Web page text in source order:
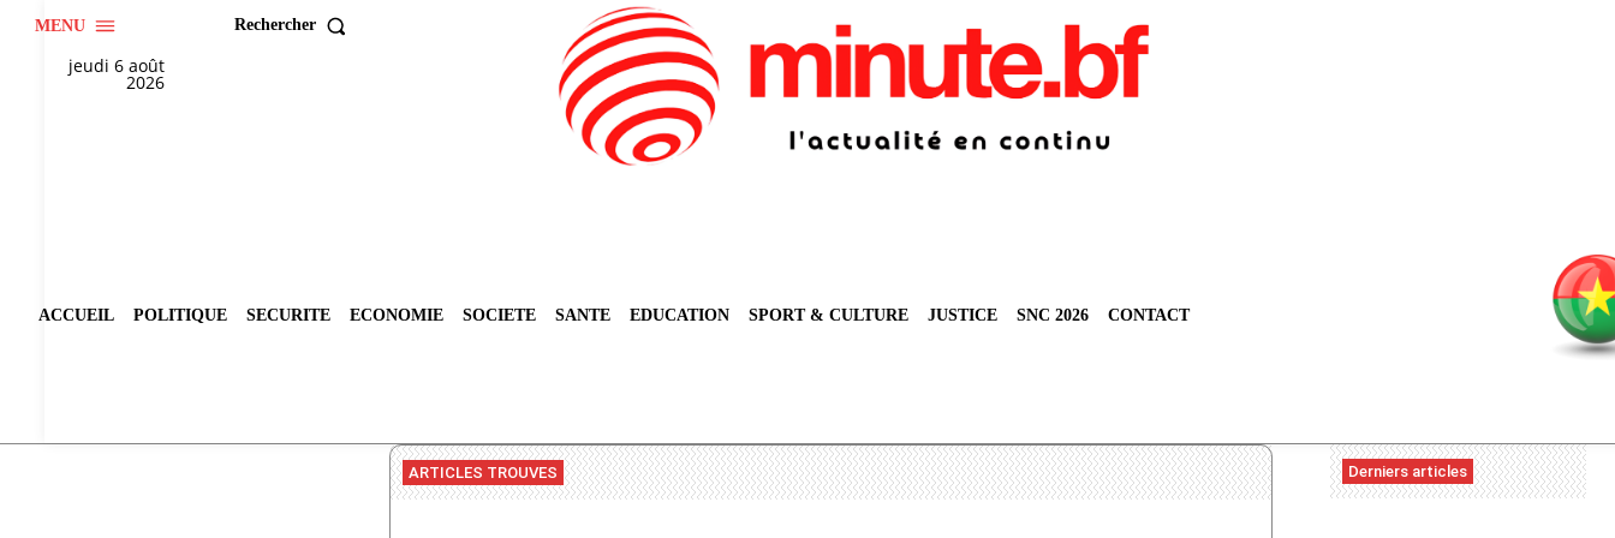
MENU Rechercher
jeudi 6 août
2026
ACCUEIL POLITIQUE SECURITE ECONOMIE SOCIETE SANTE EDUCATION SPORT & CULTURE JUSTICE SNC 2026 CONTACT
ARTICLES TROUVES Derniers articles